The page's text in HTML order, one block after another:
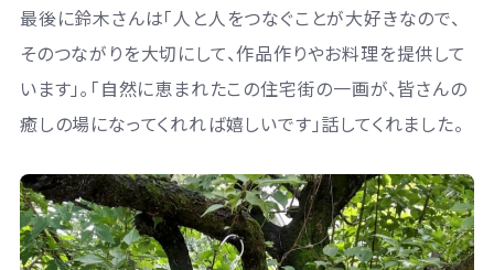
最後に鈴木さんは「人と人をつなぐことが大好きなので、
そのつながりを大切にして、作品作りやお料理を提供して
います」｡「自然に恵まれたこの住宅街の一画が、皆さんの
癒しの場になってくれれば嬉しいです」話してくれました。